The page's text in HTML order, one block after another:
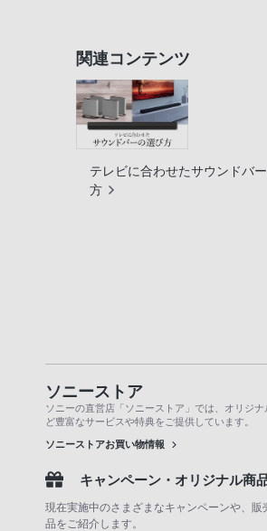
関連コンテンツ
テレビに合わせたサウンドバ
方
ソニーストア
ソニーの直営店「ソニーストア」では、オリジ
ど豊富なサービスや特典をご提供しています。
ソニーストアお買い物情報
キャンペーン・オリジナル商
現在実施中のさまざまなキャンペーンや、販
品をご紹介します。